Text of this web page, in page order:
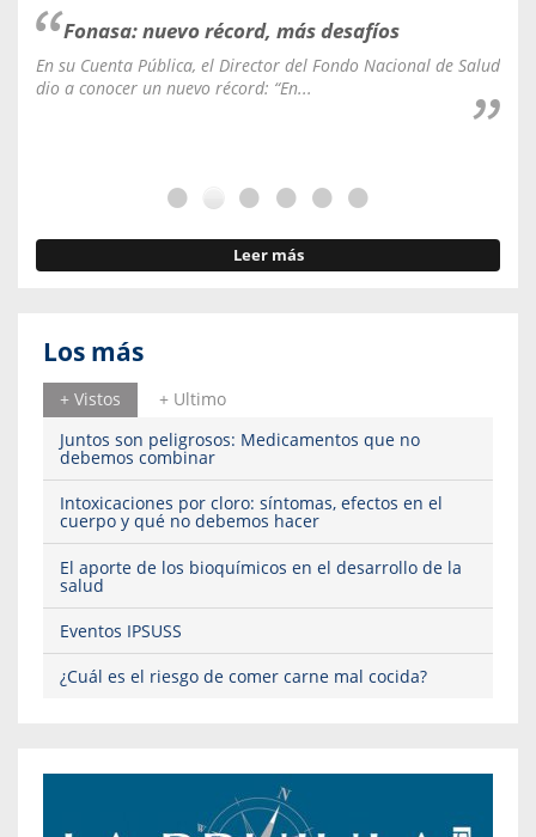
Fonasa: nuevo récord, más desafíos
En su Cuenta Pública, el Director del Fondo Nacional de Salud
dio a conocer un nuevo récord: “En...
Leer más
Los más
+ Vistos
+ Ultimo
Juntos son peligrosos: Medicamentos que no
debemos combinar
Intoxicaciones por cloro: síntomas, efectos en el
cuerpo y qué no debemos hacer
El aporte de los bioquímicos en el desarrollo de la
salud
Eventos IPSUSS
¿Cuál es el riesgo de comer carne mal cocida?